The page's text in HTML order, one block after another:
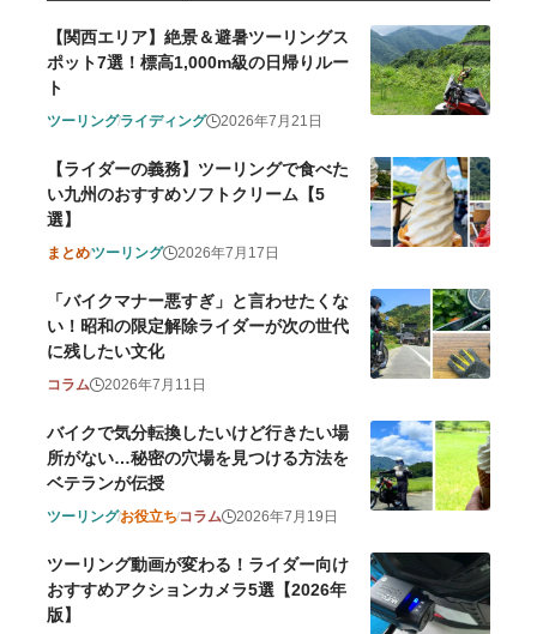
【関西エリア】絶景＆避暑ツーリングス
ポット7選！標高1,000m級の日帰りルー
ト
ツーリングライディング 2026年7月21日
【ライダーの義務】ツーリングで食べた
い九州のおすすめソフトクリーム【5
選】
まとめツーリング 2026年7月17日
「バイクマナー悪すぎ」と言わせたくな
い！昭和の限定解除ライダーが次の世代
に残したい文化
コラム 2026年7月11日
バイクで気分転換したいけど行きたい場
所がない…秘密の穴場を見つける方法を
ベテランが伝授
ツーリングお役立ちコラム 2026年7月19日
ツーリング動画が変わる！ライダー向け
おすすめアクションカメラ5選【2026年
版】